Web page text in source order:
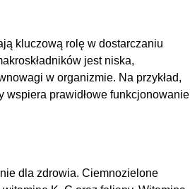
kluczową rolę w dostarczaniu
jest niska,
w organizmie. Na przykład,
wspiera prawidłowe funkcjonowanie
dla zdrowia. Ciemnozielone